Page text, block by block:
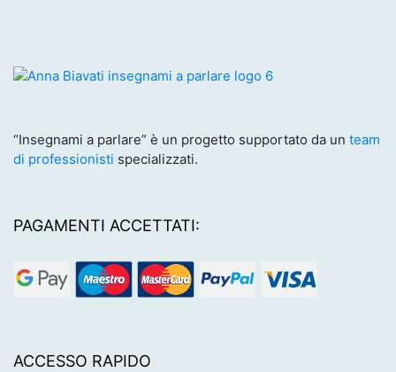
“Insegnami a parlare” è un progetto supportato da un team
di professionisti specializzati.
PAGAMENTI ACCETTATI:
ACCESSO RAPIDO